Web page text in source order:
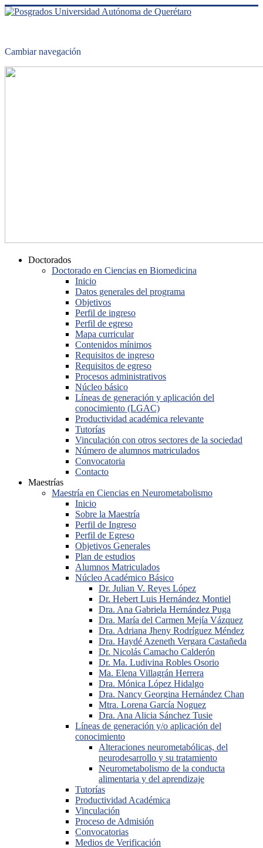
Cambiar navegación
Doctorados
Doctorado en Ciencias en Biomedicina
Inicio
Datos generales del programa
Objetivos
Perfil de ingreso
Perfil de egreso
Mapa curricular
Contenidos mínimos
Requisitos de ingreso
Requisitos de egreso
Procesos administrativos
Núcleo básico
Líneas de generación y aplicación del
conocimiento (LGAC)
Productividad académica relevante
Tutorías
Vinculación con otros sectores de la sociedad
Número de alumnos matriculados
Convocatoria
Contacto
Maestrías
Maestría en Ciencias en Neurometabolismo
Inicio
Sobre la Maestría
Perfil de Ingreso
Perfil de Egreso
Objetivos Generales
Plan de estudios
Alumnos Matriculados
Núcleo Académico Básico
Dr. Julian V. Reyes López
Dr. Hebert Luis Hernández Montiel
Dra. Ana Gabriela Hernández Puga
Dra. María del Carmen Mejía Vázquez
Dra. Adriana Jheny Rodríguez Méndez
Dra. Haydé Azeneth Vergara Castañeda
Dr. Nicolás Camacho Calderón
Dr. Ma. Ludivina Robles Osorio
Ma. Elena Villagrán Herrera
Dra. Mónica López Hidalgo
Dra. Nancy Georgina Hernández Chan
Mtra. Lorena García Noguez
Dra. Ana Alicia Sánchez Tusie
Líneas de generación y/o aplicación del
conocimiento
Alteraciones neurometabólicas, del
neurodesarrollo y su tratamiento
Neurometabolismo de la conducta
alimentaria y del aprendizaje
Tutorías
Productividad Académica
Vinculación
Proceso de Admisión
Convocatorias
Medios de Verificación